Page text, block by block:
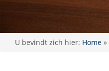
U bevindt zich hier: Home »